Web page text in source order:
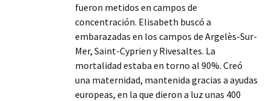
fueron metidos en campos de
concentración. Elisabeth buscó a
embarazadas en los campos de Argelès-Sur-
Mer, Saint-Cyprien y Rivesaltes. La
mortalidad estaba en torno al 90%. Creó
una maternidad, mantenida gracias a ayudas
europeas, en la que dieron a luz unas 400